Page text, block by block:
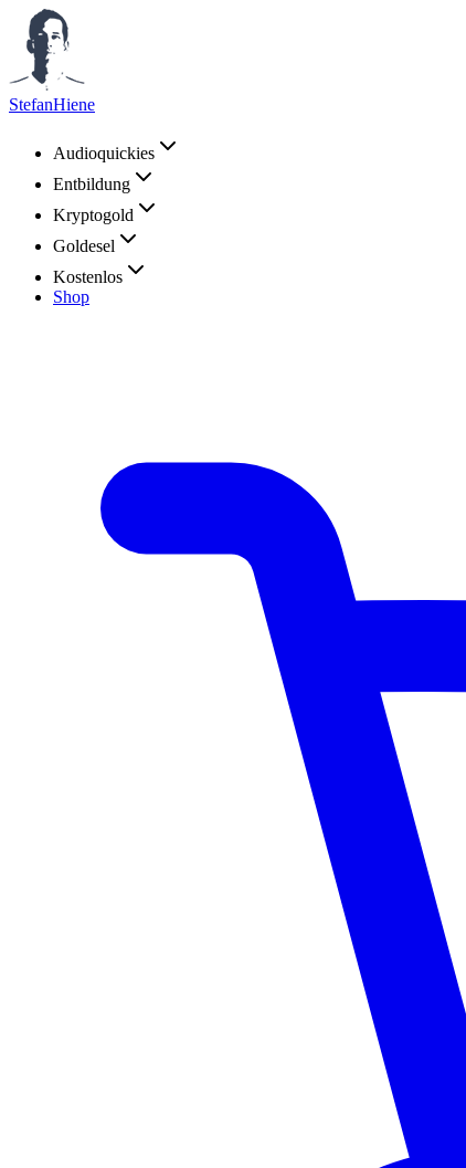
StefanHiene
Audioquickies
Entbildung
Kryptogold
Goldesel
Kostenlos
Shop